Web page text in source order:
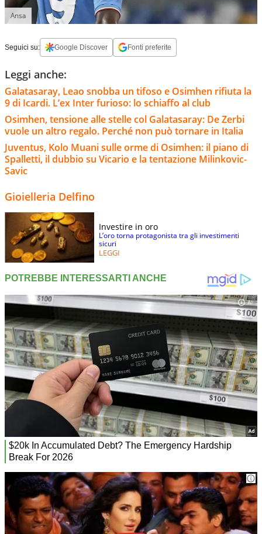
Ansa
Seguici su: Google Discover Fonti preferite
Leggi anche:
Galatasaray, Leao snobba un tifoso e Osimhen rifiuta la
9 di Icardi. L’ex Inter furioso: lo schiaffo al club
Osimhen, tensione alle stelle col Galatasaray: De Zerbi
vuole un altro regalo. Perché non può tornare in Italia
Juventus, Kolo Muani sulle orme di Osimhen: il piano di
Spalletti, il dubbio su Vicario e la tentazione Milinkovic-
Savic
Gioielleria Delfino
Investire in oro
L’oro torna protagonista tra gli investimenti
sicuri
LEGGI